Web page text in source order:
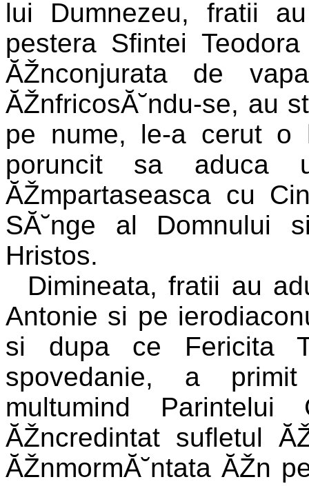
lui Dumnezeu, fratii
pestera Sfintei
ĂŽnconjurata de
ĂŽnfricosĂ˘ndu-se, au
pe nume, le-a cerut o
poruncit sa aduca
ĂŽmpartaseasca cu
SĂ˘nge al Domnului
Hristos.
Dimineata, fratii au
Antonie si pe
si dupa ce Fericita
spovedanie, a
multumind
ĂŽncredintat sufletul
ĂŽnmormĂ˘ntata ĂŽn